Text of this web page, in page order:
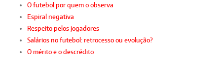
O futebol por quem o observa
Espiral negativa
Respeito pelos jogadores
Salários no futebol: retrocesso ou evolução?
O mérito e o descrédito